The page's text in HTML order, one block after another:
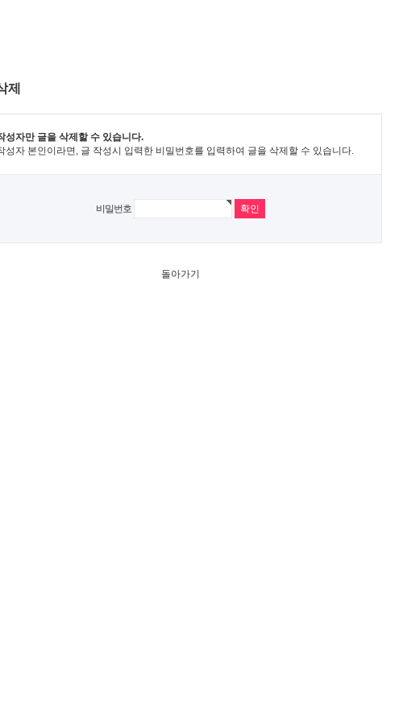
제
성자만 글을 삭제할 수 있습니다.
성자 본인이라면, 글 작성시 입력한 비밀번호를 입력하여 글을 삭제할 수 있습니다.
비밀번호
돌아가기